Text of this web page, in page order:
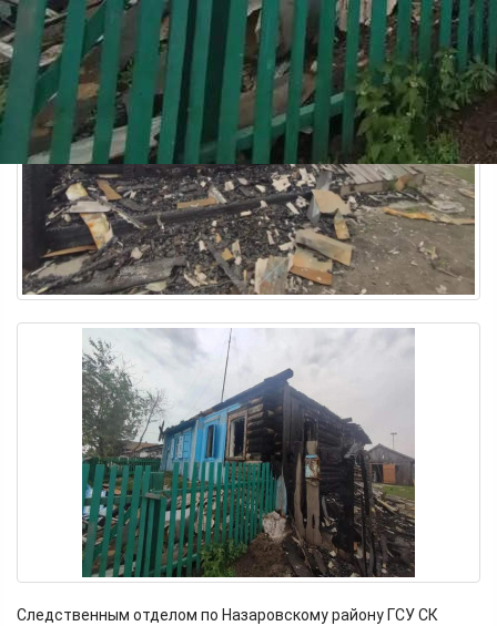
Следственным отделом по Назаровскому району ГСУ СК